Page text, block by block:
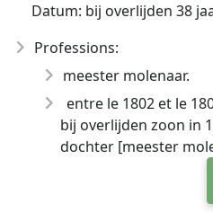
Datum: bij overlijden 38
Professions:
meester molenaar.
entre le 1802 et le
bij overlijden zoon in
dochter [meester